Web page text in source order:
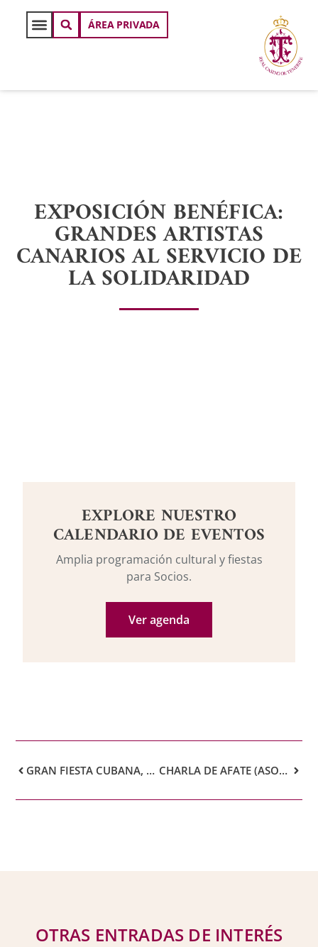
ÁREA PRIVADA
EXPOSICIÓN BENÉFICA:
GRANDES ARTISTAS
CANARIOS AL SERVICIO DE
LA SOLIDARIDAD
EXPLORE NUESTRO
CALENDARIO DE EVENTOS
Amplia programación cultural y fiestas
para Socios.
Ver agenda
GRAN FIESTA CUBANA, APERTURA DE LA TERRAZA DE VERANO CHARLA DE AFATE (ASOCIACIÓN DE FAMILIARES DE ENFERMOS DE ALZHEIMER DE TENERIFE)
OTRAS ENTRADAS DE INTERÉS